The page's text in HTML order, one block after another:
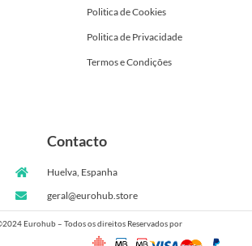
Politica de Cookies
Politica de Privacidade
Termos e Condições
Contacto
Huelva, Espanha
geral@eurohub.store
Eurohub – Todos os direitos Reservados por